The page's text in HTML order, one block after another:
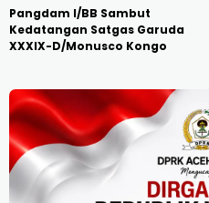
Pangdam I/BB Sambut
Kedatangan Satgas Garuda
XXXIX-D/Monusco Kongo